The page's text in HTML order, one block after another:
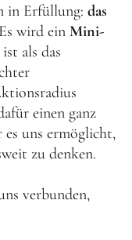
in Erfüllung: das
Es wird ein Mini-
als das
einen ganz
es uns ermöglicht,
zu denken.
verbunden,